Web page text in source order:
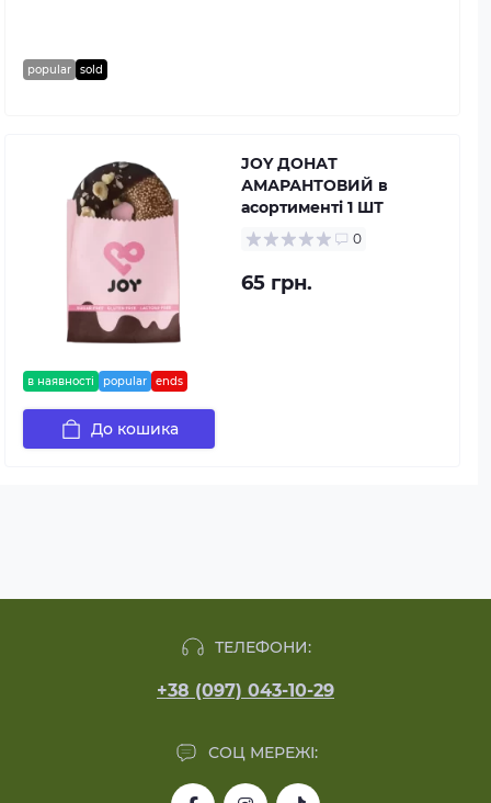
popular sold
в наявності popular ends
JOY ДОНАТ
АМАРАНТОВИЙ в
асортименті 1 ШТ
0
65 грн.
До кошика
ТЕЛЕФОНИ:
+38 (097) 043-10-29
СОЦ МЕРЕЖІ: